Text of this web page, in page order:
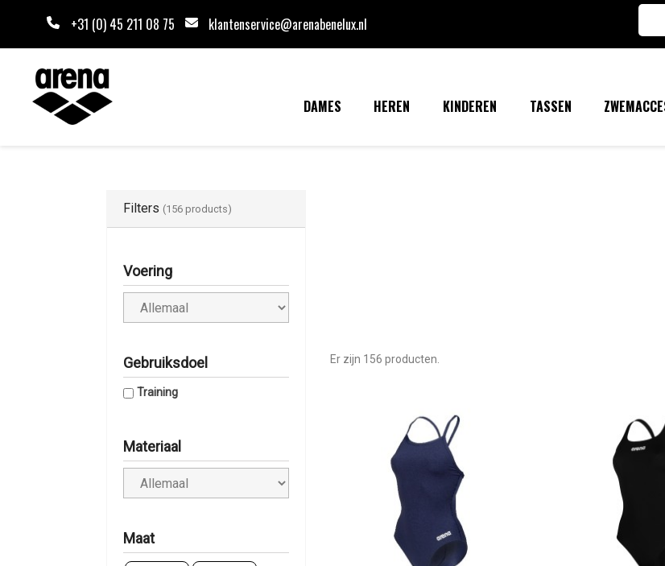
+31 (0) 45 211 08 75 klantenservice@arenabenelux.nl
DAMES HEREN KINDEREN TASSEN
Filters (156 products)
Voering
Gebruiksdoel
Training
Materiaal
Maat
Er zijn 156 producten.